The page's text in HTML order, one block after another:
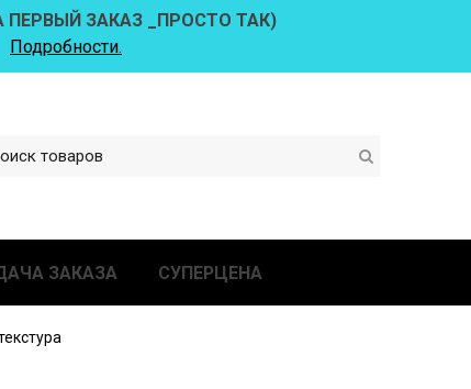
ПЕРВЫЙ ЗАКАЗ _ПРОСТО ТАК)
Подробности.
ЗАКАЗА СУПЕРЦЕНА